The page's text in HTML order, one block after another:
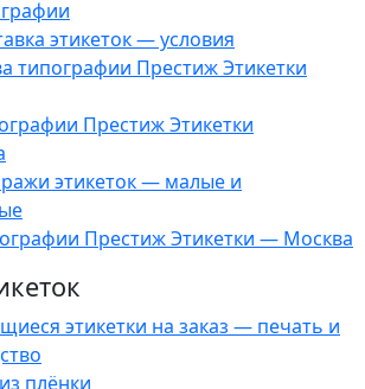
этикеток — условия
типографии Престиж Этикетки
Престиж Этикетки
этикеток — малые и
Престиж Этикетки — Москва
этикетки на заказ — печать и
плёнки